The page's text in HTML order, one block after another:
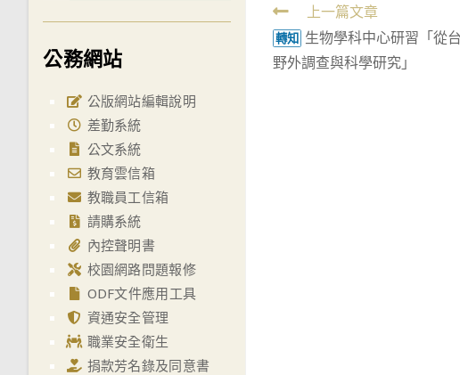
Read
more
articles
上一篇文章
轉知 生物學科中心研習「從
野外調查與科學研究」
公務網站
公版網站編輯說明
差勤系統
公文系統
教育雲信箱
教職員工信箱
請購系統
內控聲明書
校園網路問題報修
ODF文件應用工具
資通安全管理
職業安全衛生
捐款芳名錄及同意書